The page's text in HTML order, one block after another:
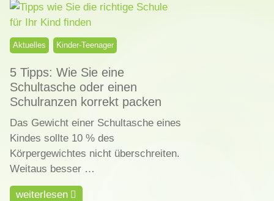
Aktuelles Kinder-Teenager
5 Tipps: Wie Sie eine
Schultasche oder einen
Schulranzen korrekt packen
Das Gewicht einer Schultasche eines
Kindes sollte 10 % des
Körpergewichtes nicht überschreiten.
Weitaus besser …
weiterlesen